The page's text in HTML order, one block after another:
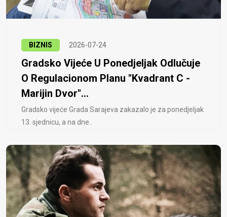
BIZNIS 2026-07-24
Gradsko Vijeće U Ponedjeljak Odlučuje
O Regulacionom Planu "Kvadrant C -
Marijin Dvor"...
Gradsko vijeće Grada Sarajeva zakazalo je za ponedjeljak
13. sjednicu, a na dne..